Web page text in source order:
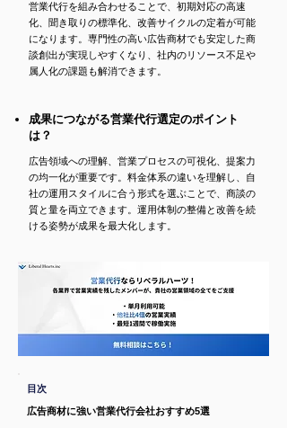
営業代行を組み合わせることで、初期対応の高速
化、聞き取りの標準化、改善サイクルの定着が可能
になります。専門性の高い広告商材でも安定した商
談創出が実現しやすくなり、社内のリソース不足や
属人化の課題も解消できます。
成果につながる営業代行選定のポイント
は？
広告領域への理解、営業プロセスの可視化、提案力
の均一化が重要です。料金体系の違いを理解し、自
社の運用スタイルに合う形式を選ぶことで、商談の
質と量を両立できます。運用体制の整備と改善を続
ける姿勢が成果を最大化します。
目次
広告商材に強い営業代行会社おすすめ5選